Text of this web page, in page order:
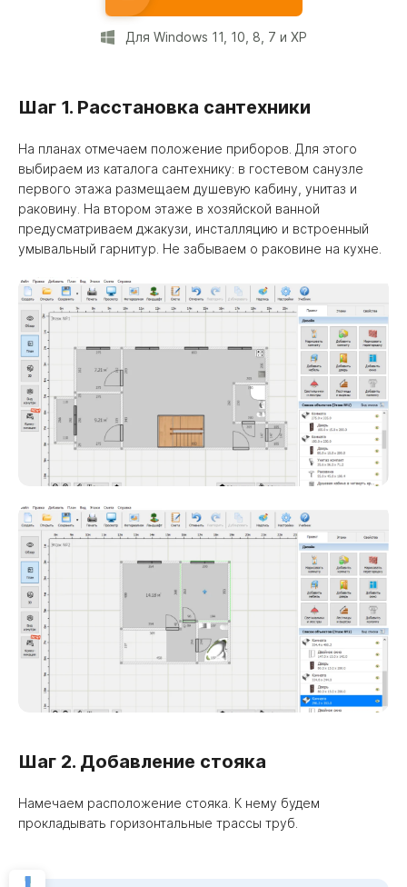
Для Windows 11, 10, 8, 7 и XP
Шаг 1. Расстановка сантехники
На планах отмечаем положение приборов. Для этого
выбираем из каталога сантехнику: в гостевом санузле
первого этажа размещаем душевую кабину, унитаз и
раковину. На втором этаже в хозяйской ванной
предусматриваем джакузи, инсталляцию и встроенный
умывальный гарнитур. Не забываем о раковине на кухне.
Шаг 2. Добавление стояка
Намечаем расположение стояка. К нему будем
прокладывать горизонтальные трассы труб.